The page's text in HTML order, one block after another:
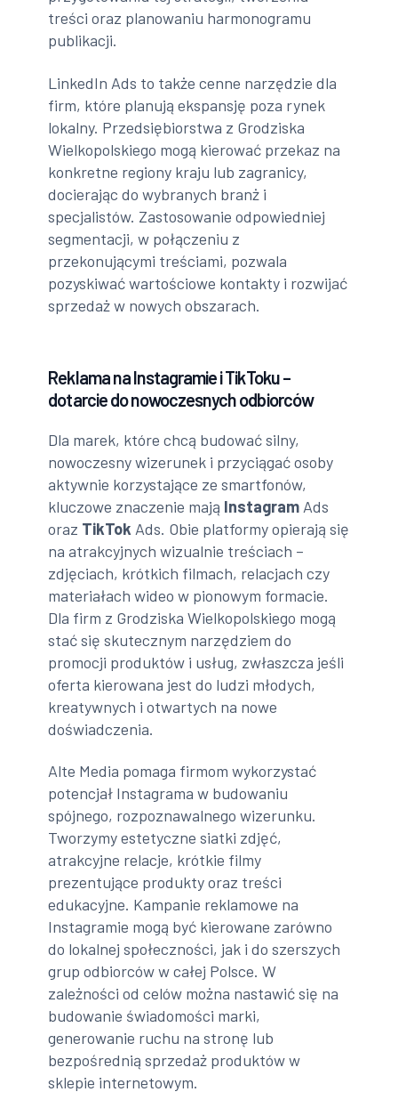
treści oraz planowaniu harmonogramu
publikacji.
LinkedIn Ads to także cenne narzędzie dla
firm, które planują ekspansję poza rynek
lokalny. Przedsiębiorstwa z Grodziska
Wielkopolskiego mogą kierować przekaz na
konkretne regiony kraju lub zagranicy,
docierając do wybranych branż i
specjalistów. Zastosowanie odpowiedniej
segmentacji, w połączeniu z
przekonującymi treściami, pozwala
pozyskiwać wartościowe kontakty i rozwijać
sprzedaż w nowych obszarach.
Reklama na Instagramie i TikToku –
dotarcie do nowoczesnych odbiorców
Dla marek, które chcą budować silny,
nowoczesny wizerunek i przyciągać osoby
aktywnie korzystające ze smartfonów,
kluczowe znaczenie mają Instagram Ads
oraz TikTok Ads. Obie platformy opierają się
na atrakcyjnych wizualnie treściach –
zdjęciach, krótkich filmach, relacjach czy
materiałach wideo w pionowym formacie.
Dla firm z Grodziska Wielkopolskiego mogą
stać się skutecznym narzędziem do
promocji produktów i usług, zwłaszcza jeśli
oferta kierowana jest do ludzi młodych,
kreatywnych i otwartych na nowe
doświadczenia.
Alte Media pomaga firmom wykorzystać
potencjał Instagrama w budowaniu
spójnego, rozpoznawalnego wizerunku.
Tworzymy estetyczne siatki zdjęć,
atrakcyjne relacje, krótkie filmy
prezentujące produkty oraz treści
edukacyjne. Kampanie reklamowe na
Instagramie mogą być kierowane zarówno
do lokalnej społeczności, jak i do szerszych
grup odbiorców w całej Polsce. W
zależności od celów można nastawić się na
budowanie świadomości marki,
generowanie ruchu na stronę lub
bezpośrednią sprzedaż produktów w
sklepie internetowym.